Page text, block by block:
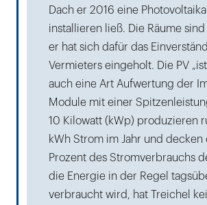
Dach er 2016 eine
installieren ließ. Die Räume
er hat sich dafür das
Vermieters eingeholt. Die PV
auch eine Art Aufwertung der
Module mit einer
10 Kilowatt (kWp) produzieren
kWh Strom im Jahr und decken
Prozent des Stromverbrauchs
die Energie in der Regel
verbraucht wird, hat Treichel